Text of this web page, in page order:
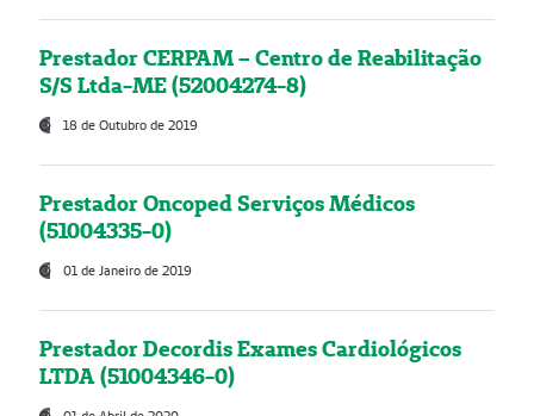
Prestador CERPAM – Centro de Reabilitação
S/S Ltda-ME (52004274-8)
18 de Outubro de 2019
Prestador Oncoped Serviços Médicos
(51004335-0)
01 de Janeiro de 2019
Prestador Decordis Exames Cardiológicos
LTDA (51004346-0)